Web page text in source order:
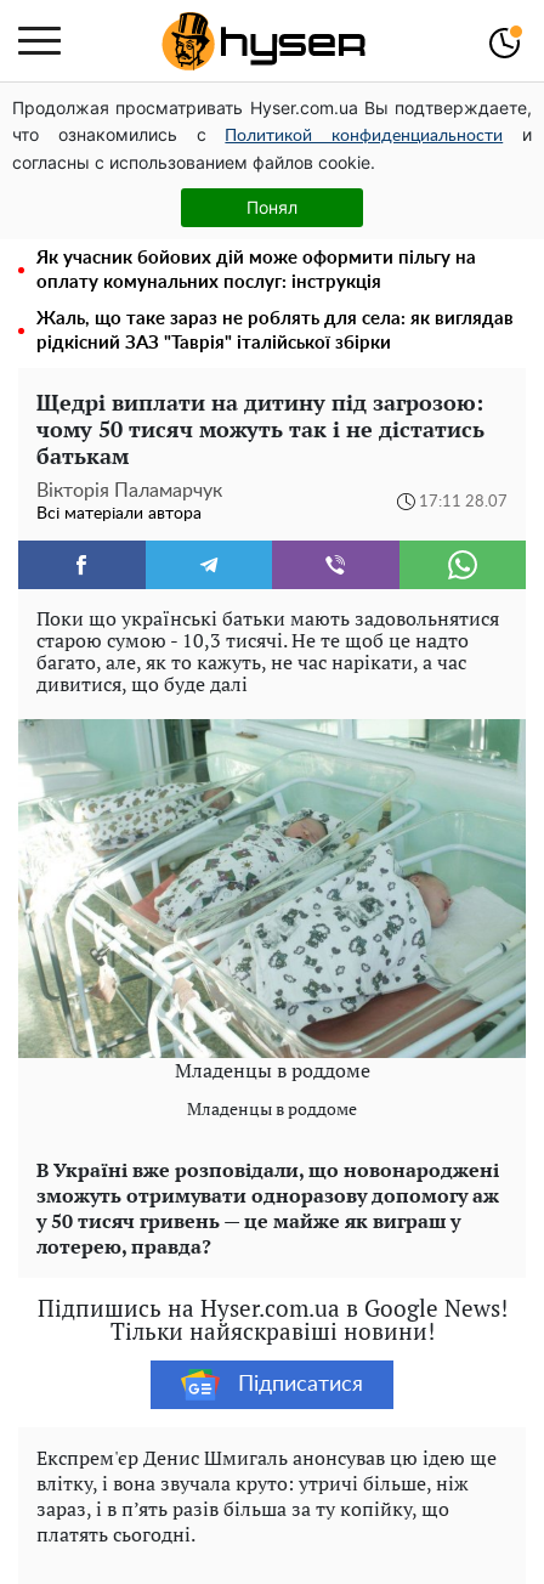
Продолжая просматривать Hyser.com.ua Вы подтверждаете,
что ознакомились с
Политикой конфиденциальности
и
согласны с использованием файлов cookie.
Понял
Олена Тополя злив відео – це далеко не все: фронтмен
"Антитіла" Тарас Тополя став наступним
"Думали, що за це нічого не буде": українцям
розповіли, через кого повернули відключення світла за
Як учасник бойових дій може оформити пільгу на
оплату комунальних послуг: інструкція
Жаль, що таке зараз не роблять для села: як виглядав
рідкісний ЗАЗ "Таврія" італійської збірки
Щедрі виплати на дитину під загрозою:
чому 50 тисяч можуть так і не дістатись
батькам
Вікторія Паламарчук
Всі матеріали автора
17:11 28.07
Поки що українські батьки мають задовольнятися
старою сумою - 10,3 тисячі. Не те щоб це надто
багато, але, як то кажуть, не час нарікати, а час
дивитися, що буде далі
Младенцы в роддоме
Младенцы в роддоме
В Україні вже розповідали, що новонароджені
зможуть отримувати одноразову допомогу аж
у 50 тисяч гривень — це майже як виграш у
лотерею, правда?
Підпишись на Hyser.com.ua в Google News!
Тільки найяскравіші новини!
Підписатися
Експрем'єр Денис Шмигаль анонсував цю ідею ще
влітку, і вона звучала круто: утричі більше, ніж
зараз, і в п’ять разів більша за ту копійку, що
платять сьогодні.